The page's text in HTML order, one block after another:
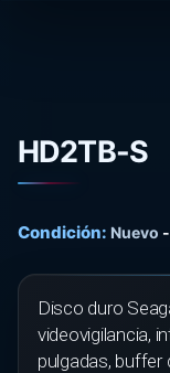
HD2TB-S
Condición: Nuevo -
Disco duro
videovigilancia,
pulgadas, buffer